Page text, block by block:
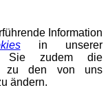
Information
in unserer
Sie zudem die
zu den von uns
ändern.